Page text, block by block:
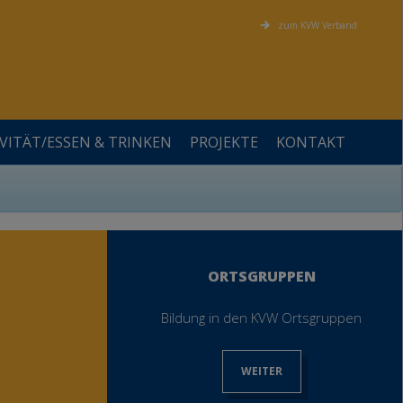
zum KVW Verband
ESSEN & TRINKEN PROJEKTE KONTAKT
?
FÖRDERER UND KOOPERATIONSPARTNER ?
ALLGEMEIN ?
PERSÖNLICHKEIT ?
BEWEGUNG ?
?
VEREINSAMUNG IM ALTER
ORTSGRUPPEN
Bildung in den KVW Ortsgruppen
WEITER